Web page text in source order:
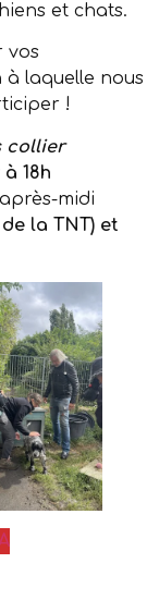
et chats.
vos
à laquelle nous
!
collier
18h
midi
la TNT) et